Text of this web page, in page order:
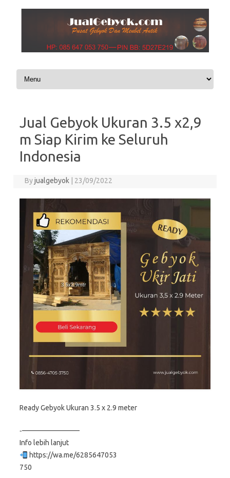
Skip to content
Jual Gebyok Ukuran 3.5 x2,9
m Siap Kirim ke Seluruh
Indonesia
Byjualgebyok 23/09/2022
Ready Gebyok Ukuran 3.5 x 2.9 meter
‐————————
Info lebih lanjut
https://wa.me/6285647053
750